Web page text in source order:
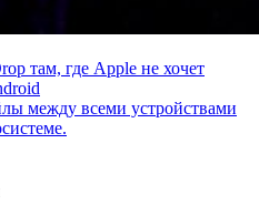
там, где Apple не хочет
между всеми устройствами